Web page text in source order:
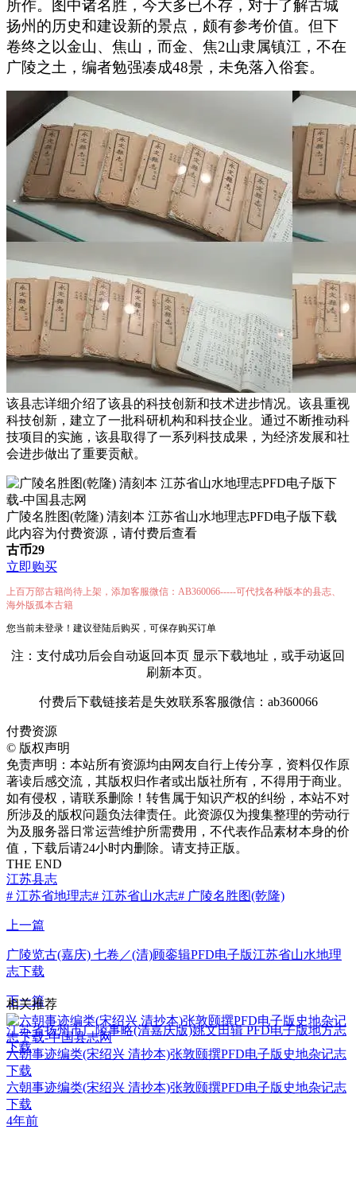
所作。图中诸名胜，今大多已不存，对于了解古城
扬州的历史和建设新的景点，颇有参考价值。但下
卷终之以金山、焦山，而金、焦2山隶属镇江，不在
广陵之土，编者勉强凑成48景，未免落入俗套。
该县志详细介绍了该县的科技创新和技术进步情况。该县重视
科技创新，建立了一批科研机构和科技企业。通过不断推动科
技项目的实施，该县取得了一系列科技成果，为经济发展和社
会进步做出了重要贡献。
广陵名胜图(乾隆) 清刻本 江苏省山水地理志PFD电子版下载
此内容为付费资源，请付费后查看
古币29
立即购买
上百万部古籍尚待上架，添加客服微信：AB360066-----可代找各种版本的县志、
海外版孤本古籍
您当前未登录！建议登陆后购买，可保存购买订单
注：支付成功后会自动返回本页 显示下载地址，或手动返回
刷新本页。
付费后下载链接若是失效联系客服微信：ab360066
付费资源
© 版权声明
免责声明：本站所有资源均由网友自行上传分享，资料仅作原
著读后感交流，其版权归作者或出版社所有，不得用于商业。
如有侵权，请联系删除！转售属于知识产权的纠纷，本站不对
所涉及的版权问题负法律责任。此资源仅为搜集整理的劳动行
为及服务器日常运营维护所需费用，不代表作品素材本身的价
值，下载后请24小时内删除。请支持正版。
THE END
江苏县志
# 江苏省地理志# 江苏省山水志# 广陵名胜图(乾隆)
上一篇
广陵览古(嘉庆) 七卷／(清)顾銮辑PFD电子版江苏省山水地理
志下载
下一篇
江苏省扬州市广陵事略(清嘉庆版)姚文田辑 PFD电子版地方志
下载
相关推荐
六朝事迹编类(宋绍兴 清抄本)张敦颐撰PFD电子版史地杂记志
下载
六朝事迹编类(宋绍兴 清抄本)张敦颐撰PFD电子版史地杂记志
下载
4年前